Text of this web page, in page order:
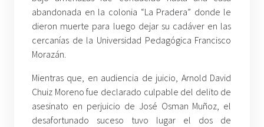
abandonada en la colonia “La Pradera” donde le
dieron muerte para luego dejar su cadáver en las
cercanías de la Universidad Pedagógica Francisco
Morazán.
Mientras que, en audiencia de juicio, Arnold David
Chuiz Moreno fue declarado culpable del delito de
asesinato en perjuicio de José Osman Muñoz, el
desafortunado suceso tuvo lugar el dos de